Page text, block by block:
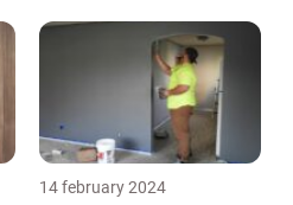
14 february 2024